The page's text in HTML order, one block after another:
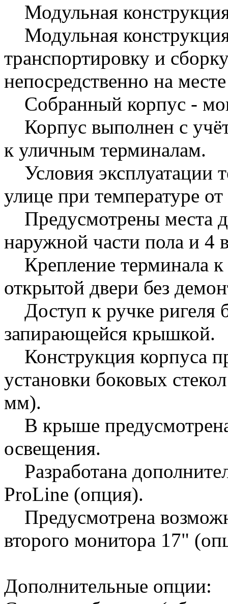
Модульная
Модульная
транспортировку и
непосредственно на
Собранный корпус -
Корпус выполнен с
к уличным терминалам.
Условия эксплуатации
улице при температуре
Предусмотрены места
наружной части пола и 4
Крепление терминала к
открытой двери без
Доступ к ручке ригеля
запирающейся крышкой.
Конструкция корпуса
установки боковых
мм).
В крыше
освещения.
Разработана
ProLine (опция).
Предусмотрена
второго монитора 17"
Дополнительные опции: